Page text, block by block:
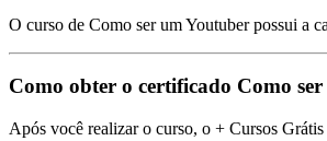
O curso de Como ser um Youtuber possui a
Como obter o certificado Como
Após você realizar o curso, o + Cursos